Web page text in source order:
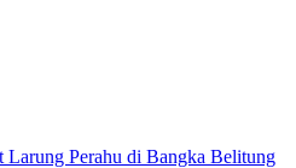
Perahu di Bangka Belitung